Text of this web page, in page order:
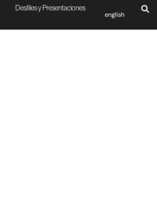
Desfiles y Presentaciones
english